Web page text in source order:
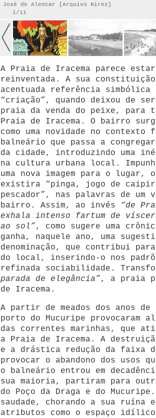
José de Alencar [Arquivo Nirez]
1/11
A Praia de Iracema parece estar
reinventada. A sua constituição
acentuada referência simbólica
“criação”, quando deixou de
praia da venda do peixe, para
Praia de Iracema. O bairro
como uma novidade no contexto
balneário que passa a
da cidade, introduzindo uma
na cultura urbana local.
uma nova imagem para o lugar,
existira “pinga, jogo de
pescador”, nas palavras de um
bairro. Assim, ao invés
“de
exhala intenso fartum de
ao sol”, como sugere uma
ganha, naquele ano, uma
denominação, que contribui
do local, inserindo-o nos
refinada sociabilidade.
parada de elegância”, a praia
de Iracema.
A partir de meados dos anos de
porto do Mucuripe provocaram
das correntes marinhas, que
a Praia de Iracema. A
e a drástica redução da faixa
provocar o abandono dos usos
o balneário entrou em
sua maioria, partiram para
do Poço da Draga e do
saudade, chorando a sua ruína
atributos como o espaço